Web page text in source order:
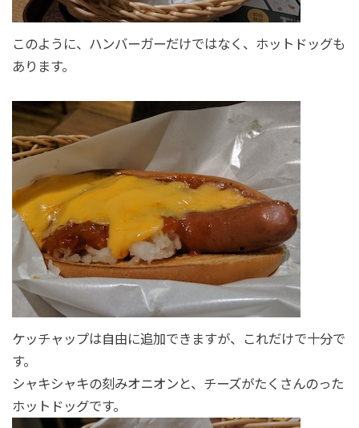
このように、ハンバーガーだけではなく、ホットドッグも
あります。
ケッチャップは自由に追加できますが、これだけで十分で
す。
シャキシャキの刻みオニオンと、チーズがたくさんのった
ホットドッグです。